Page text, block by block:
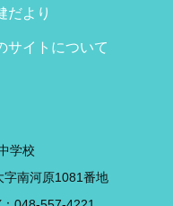
だより
サイトについて
学校
南河原1081番地